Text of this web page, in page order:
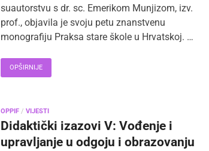
suautorstvu s dr. sc. Emerikom Munjizom, izv.
prof., objavila je svoju petu znanstvenu
monografiju Praksa stare škole u Hrvatskoj. …
OPŠIRNIJE
OPPIF / VIJESTI
Didaktički izazovi V: Vođenje i
upravljanje u odgoju i obrazovanju